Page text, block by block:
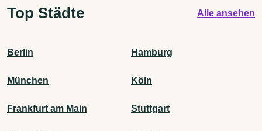
Top Städte Alle ansehen
Berlin Hamburg
München Köln
Frankfurt am Main Stuttgart